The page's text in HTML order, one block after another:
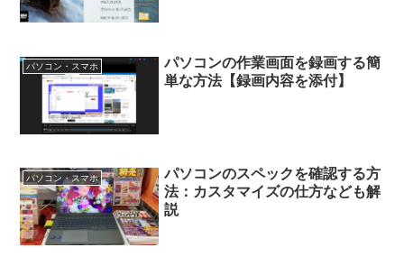
パソコン・スマホ
パソコンの作業画面を録画する簡
単な方法【録画内容を添付】
パソコン・スマホ
パソコンのスペックを確認する方
法：カスタマイズの仕方なども解
説